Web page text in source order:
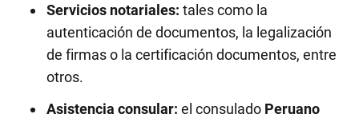
Servicios notariales: tales como la
autenticación de documentos, la legalización
de firmas o la certificación documentos, entre
otros.
Asistencia consular: el consulado Peruano